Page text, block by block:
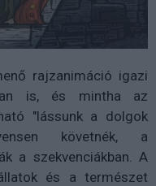
rajzanimáció igazi
is, és mintha az
"lássunk a dolgok
követnék, a
a szekvenciákban. A
és a természet